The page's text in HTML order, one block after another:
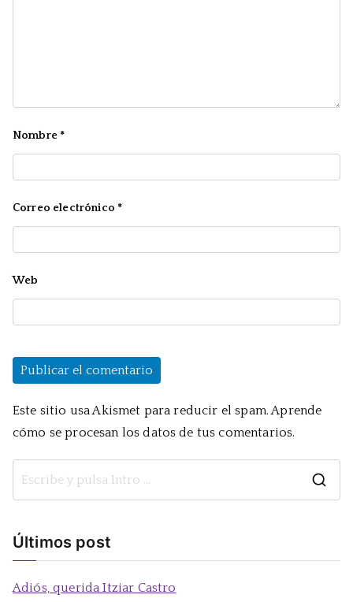
Nombre *
Correo electrónico *
Web
Este sitio usa Akismet para reducir el spam.Aprende
cómo se procesan los datos de tus comentarios.
Últimos post
Adiós, querida Itziar Castro